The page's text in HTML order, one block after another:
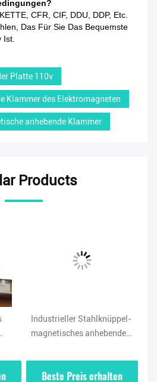
CFR, CIF, DDU, DDP, Etc.
Das Für Sie Das Bequemste
Platte 110v
Klammer des Elektromagneten
anhebende Klammer
Products
Industrieller Stahlknüppel-
magnetisches anhebendes
Clamp Holder
Beste Preis erhalten